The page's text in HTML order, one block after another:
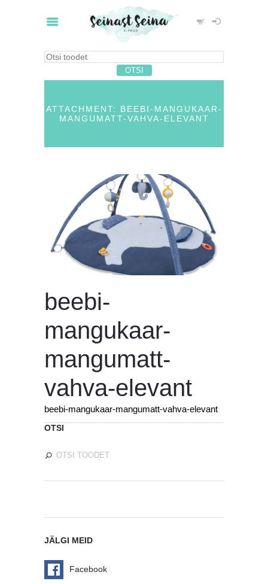
ATTACHMENT: BEEBI-MANGUKAAR-
MANGUMATT-VAHVA-ELEVANT
beebi-
mangukaar-
mangumatt-
vahva-elevant
beebi-mangukaar-mangumatt-vahva-elevant
OTSI
JÄLGI MEID
Facebook